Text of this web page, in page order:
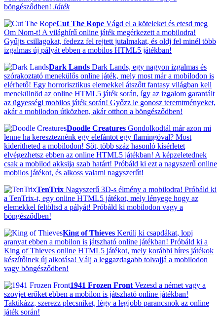
böngésződben! Játék
Cut The Rope Vágd el a köteleket és etesd meg
Om Nom-t! A világhírű online játék megérkezett a mobilodra!
Gyűjts csillagokat, fedezz fel rejtett jutalmakat, és oldj fel minél több
izgalmas új pályát ebben a mobilos HTML5 játékban!
Dark Lands Dark Lands, egy nagyon izgalmas és
szórakoztató menekülős online játék, mely most már a mobilodon is
elérhető! Egy horrorisztikus elemekkel átszőtt fantasy világban kell
menekülnöd az online HTML5 játék során, így az izgalom garantált
az ügyességi mobilos játék során! Győzz le gonosz teremtményeket,
akár a mobilodon útközben, akár otthon a böngésződben!
Doodle Creatures Gondolkodtál már azon mi
lenne ha kereszteznénk egy elefántot egy flamingóval? Most
kiderítheted a mobilodon! Sőt, több száz hasonló kísérletet
elvégezhetsz ebben az online HTML5 játékban! A képzeletednek
csak a mobilod akksija szab határt! Próbáld ki ezt a nagyszerű online
mobilos játékot, és alkoss valami nagyszerűt!
TenTrix Nagyszerű 3D-s élmény a mobilodra! Próbáld ki
a TenTrix-t, egy online HTML5 játékot, mely lényege hogy az
elemekkel feltöltsd a pályát! Próbáld ki mobilodon vagy a
böngésződben!
King of Thieves Kerülj ki csapdákat, lopj
aranyat ebben a mobilon is játszható online játékban! Próbáld ki a
King of Thieves online HTML5 játékot, mely korábbi híres játékok
készítőinek új alkotása! Válj a leggazdagabb tolvajjá a mobilodon
vagy böngésződben!
1941 Frozen Front Vezesd a német vagy a
szovjet erőket ebben a mobilon is játszható online játékban!
Taktikázz, szerezz plecsniket, légy a legjobb parancsnok az online
játék során!